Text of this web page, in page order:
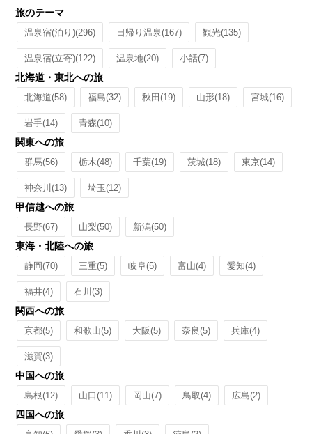
旅のテーマ
温泉宿(泊り)(296) 日帰り温泉(167) 観光(135)
温泉宿(立寄)(122) 温泉地(20) 小話(7)
北海道・東北への旅
北海道(58) 福島(32) 秋田(19) 山形(18) 宮城(16)
岩手(14) 青森(10)
関東への旅
群馬(56) 栃木(48) 千葉(19) 茨城(18) 東京(14)
神奈川(13) 埼玉(12)
甲信越への旅
長野(67) 山梨(50) 新潟(50)
東海・北陸への旅
静岡(70) 三重(5) 岐阜(5) 富山(4) 愛知(4)
福井(4) 石川(3)
関西への旅
京都(5) 和歌山(5) 大阪(5) 奈良(5) 兵庫(4)
滋賀(3)
中国への旅
島根(12) 山口(11) 岡山(7) 鳥取(4) 広島(2)
四国への旅